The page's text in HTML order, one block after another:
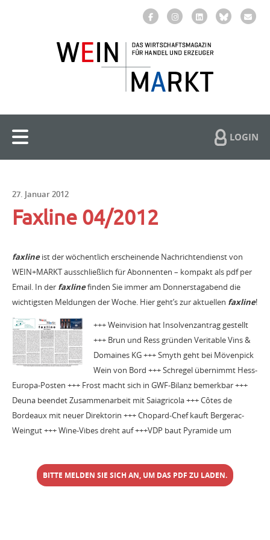
LOGIN
27. Januar 2012
Faxline 04/2012
faxlineist der wöchentlich erscheinende Nachrichtendienst von
WEIN+MARKT ausschließlich für Abonnenten – kompakt als pdf per
Email. In der faxlinefinden Sie immer am Donnerstagabend die
wichtigsten Meldungen der Woche. Hier geht’s zur aktuellen faxline!
+++ Weinvision hat Insolvenzantrag gestellt
+++ Brun und Ress gründen Veritable Vins &
Domaines KG +++ Smyth geht bei Mövenpick
Wein von Bord +++ Schregel übernimmt Hess-
Europa-Posten +++ Frost macht sich in GWF-Bilanz bemerkbar +++
Deuna beendet Zusammenarbeit mit Saiagricola +++ Côtes de
Bordeaux mit neuer Direktorin +++ Chopard-Chef kauft Bergerac-
Weingut +++ Wine-Vibes dreht auf +++VDP baut Pyramide um
BITTE MELDEN SIE SICH AN, UM DAS PDF ZU LADEN.